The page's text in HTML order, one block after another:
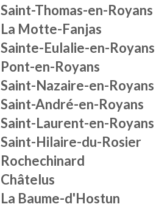
Saint-Thomas-en-Royans
La Motte-Fanjas
Sainte-Eulalie-en-Royans
Pont-en-Royans
Saint-Nazaire-en-Royans
Saint-André-en-Royans
Saint-Laurent-en-Royans
Saint-Hilaire-du-Rosier
Rochechinard
Châtelus
La Baume-d'Hostun